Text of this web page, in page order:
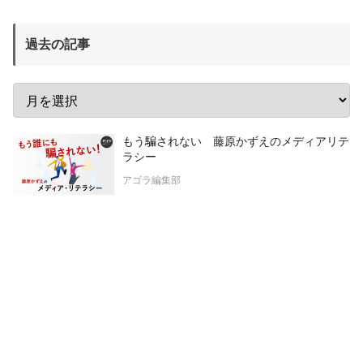
過去の記事
もう騙されない 藤原かずえのメディアリテ
ラシー
アゴラ編集部